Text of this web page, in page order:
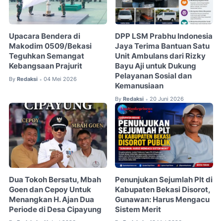
Upacara Bendera di
Makodim 0509/Bekasi
Teguhkan Semangat
Kebangsaan Prajurit
By Redaksi • 04 Mei 2026
DPP LSM Prabhu Indonesia
Jaya Terima Bantuan Satu
Unit Ambulans dari Rizky
Bayu Aji untuk Dukung
Pelayanan Sosial dan
Kemanusiaan
By Redaksi • 20 Juni 2026
Dua Tokoh Bersatu, Mbah
Goen dan Cepoy Untuk
Menangkan H. Ajan Dua
Periode di Desa Cipayung
Penunjukan Sejumlah Plt di
Kabupaten Bekasi Disorot,
Gunawan: Harus Mengacu
Sistem Merit